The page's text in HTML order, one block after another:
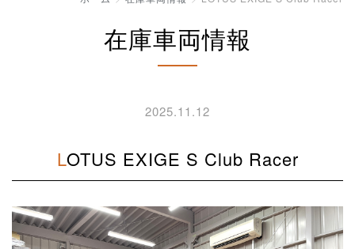
在庫車両情報
2025.11.12
LOTUS EXIGE S Club Racer